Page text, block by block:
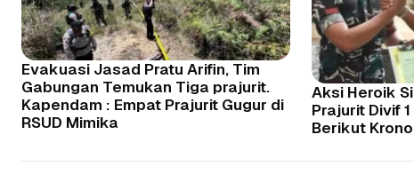
Evakuasi Jasad Pratu Arifin, Tim
Gabungan Temukan Tiga prajurit.
Kapendam : Empat Prajurit Gugur di
RSUD Mimika
Aksi Heroik
Prajurit Divif
Berikut